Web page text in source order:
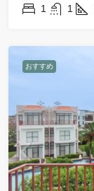
1 1
おすすめ